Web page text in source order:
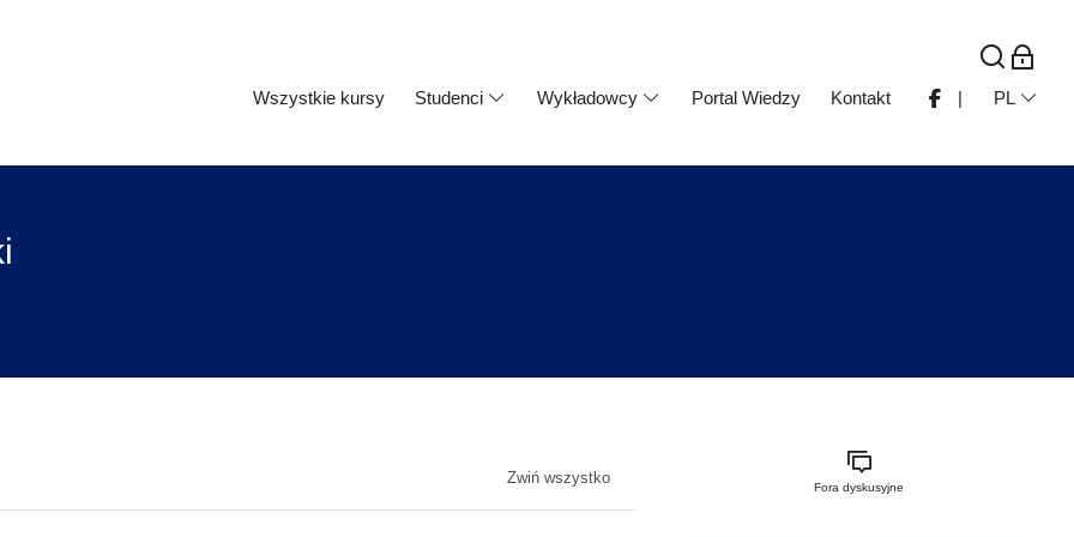
Wszystkie kursy Studenci Wykładowcy Portal Wiedzy Kontakt | PL
Zwiń wszystko Fora dyskusyjne